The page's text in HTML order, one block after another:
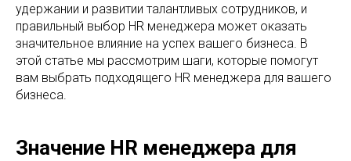
удержании и развитии талантливых сотрудников, и
правильный выбор HR менеджера может оказать
значительное влияние на успех вашего бизнеса. В
этой статье мы рассмотрим шаги, которые помогут
вам выбрать подходящего HR менеджера для вашего
бизнеса.
Значение HR менеджера для